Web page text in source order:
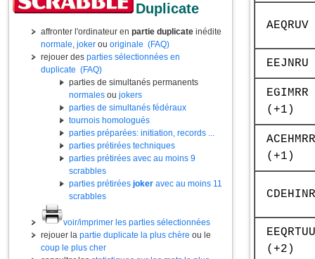
Duplicate
affronter l'ordinateur en partie duplicate inédite
normale, joker ou originale (FAQ)
rejouer des parties sélectionnées en
duplicate (FAQ)
parties de simultanés permanents
normales ou jokers
parties de simultanés fédéraux
tournois homologués
parties préparées: initiation, records ...
parties prétirées techniques
parties prétirées avec au moins 9
scrabbles
parties prétirées joker avec au moins 11
scrabbles
voir/imprimer les parties sélectionnées
rejouer la partie duplicate la plus chère ou le
coup le plus cher
AEQRUV
EEJNRU
EGIMRR
(+1)
ACEHMRR
(+1)
CDEHINR
EEQRTUU
(+2)